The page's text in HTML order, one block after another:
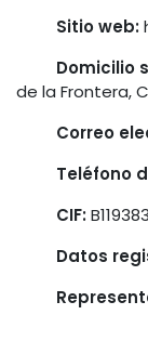
Sitio web:
Domicilio
de la Frontera,
Correo
​Teléfono
CIF:
Datos